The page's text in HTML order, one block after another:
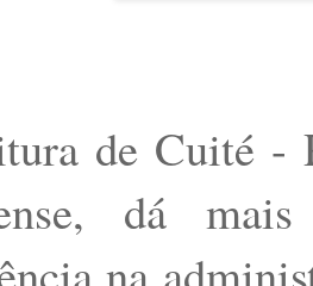
de Cuité -
dá